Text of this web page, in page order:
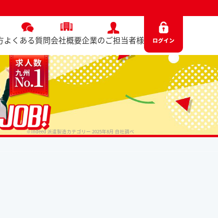
よくある質問会社概要企業のご担当者様
※Indeed 派遣製造カテゴリー 2025年8月 自社調べ